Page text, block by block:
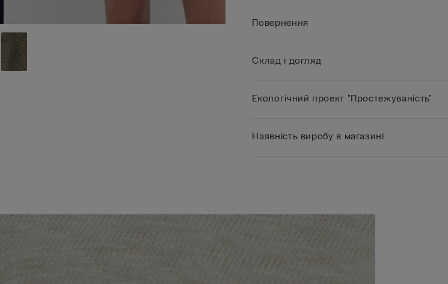
Повернення
Склад і догляд
Екологічний проект "Простежуваність"
Наявність виробу в магазині